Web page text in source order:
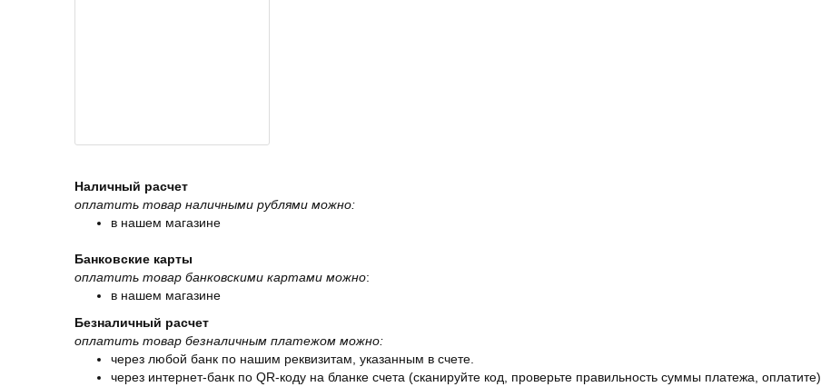
Наличный расчет
оплатить товар наличными рублями можно:
в нашем магазине
Банковские карты
оплатить товар банковскими картами можно:
в нашем магазине
Безналичный расчет
оплатить товар безналичным платежом можно:
через любой банк по нашим реквизитам, указанным в счете.
через интернет-банк по QR-коду на бланке счета (сканируйте код, проверьте правильность суммы платежа, оплатите).